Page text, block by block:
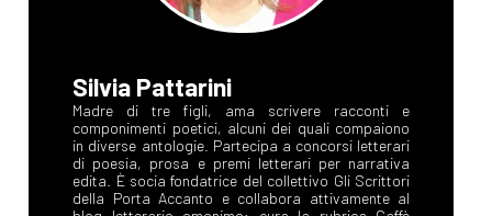
Silvia Pattarini